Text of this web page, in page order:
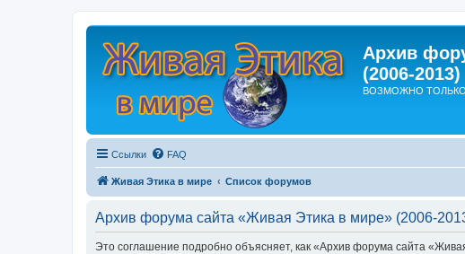
Архив
(2006-2013)
ВОЗМОЖНО
Ссылки FAQ
Живая Этика в мире Список форумов
Архив форума сайта «Живая Этика в мире» (2006-
Это соглашение подробно объясняет, как «Архив форума сайта